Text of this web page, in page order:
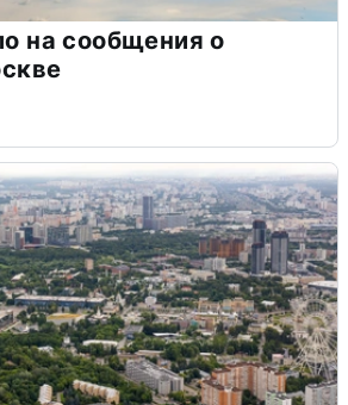
на сообщения о